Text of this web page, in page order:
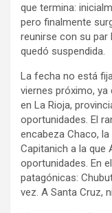
que termina:
pero finalmente
reunirse con su par
quedó suspendida.
La fecha no está
viernes próximo, ya
en La Rioja,
oportunidades. El
encabeza Chaco,
Capitanich a la que
oportunidades. En
patagónicas:
vez. A Santa Cruz,